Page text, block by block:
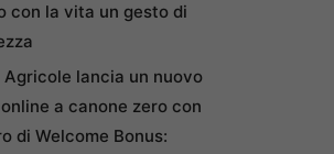
con la vita un gesto di
Agricole lancia un nuovo
a canone zero con
di Welcome Bonus: